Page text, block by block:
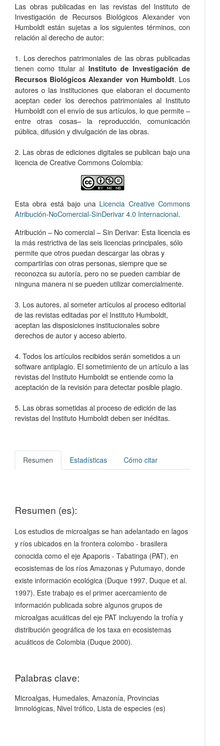
Resumen Estadísticas Cómo citar
Resumen (es):
Los estudios de microalgas se han adelantado en lagos
y ríos ubicados en la frontera colombo - brasilera
conocida como el eje Apaporis - Tabatinga (PAT), en
ecosistemas de los ríos Amazonas y Putumayo, donde
existe información ecológica (Duque 1997, Duque et al.
1997). Este trabajo es el primer acercamiento de
información publicada sobre algunos grupos de
microalgas acuáticas del eje PAT incluyendo la trofía y
distribución geográfica de los taxa en ecosistemas
acuáticos de Colombia (Duque 2000).
Palabras clave:
Microalgas, Humedales, Amazonía, Provincias
limnológicas, Nivel trófico, Lista de especies (es)
Las obras publicadas en las revistas del Instituto de
Investigación de Recursos Biológicos Alexander von
Humboldt están sujetas a los siguientes términos, con
relación al derecho de autor:
1. Los derechos patrimoniales de las obras publicadas
tienen como titular al Instituto de Investigación de
Recursos Biológicos Alexander von Humboldt. Los
autores o las instituciones que elaboran el documento
aceptan ceder los derechos patrimoniales al Instituto
Humboldt con el envío de sus artículos, lo que permite –
entre otras cosas­– la reproducción, comunicación
pública, difusión y divulgación de las obras.
2. Las obras de ediciones digitales se publican bajo una
licencia de Creative Commons Colombia:
Esta obra está bajo una Licencia Creative Commons
Atribución-NoComercial-SinDerivar 4.0 Internacional.
Atribución – No comercial – Sin Derivar: Esta licencia es
la más restrictiva de las seis licencias principales, sólo
permite que otros puedan descargar las obras y
compartirlas con otras personas, siempre que se
reconozca su autoría, pero no se pueden cambiar de
ninguna manera ni se pueden utilizar comercialmente.
3. Los autores, al someter artículos al proceso editorial
de las revistas editadas por el Instituto Humboldt,
aceptan las disposiciones institucionales sobre
derechos de autor y acceso abierto.
4. Todos los artículos recibidos serán sometidos a un
software antiplagio. El sometimiento de un artículo a las
revistas del Instituto Humboldt se entiende como la
aceptación de la revisión para detectar posible plagio.
5. Las obras sometidas al proceso de edición de las
revistas del Instituto Humboldt deben ser inéditas.